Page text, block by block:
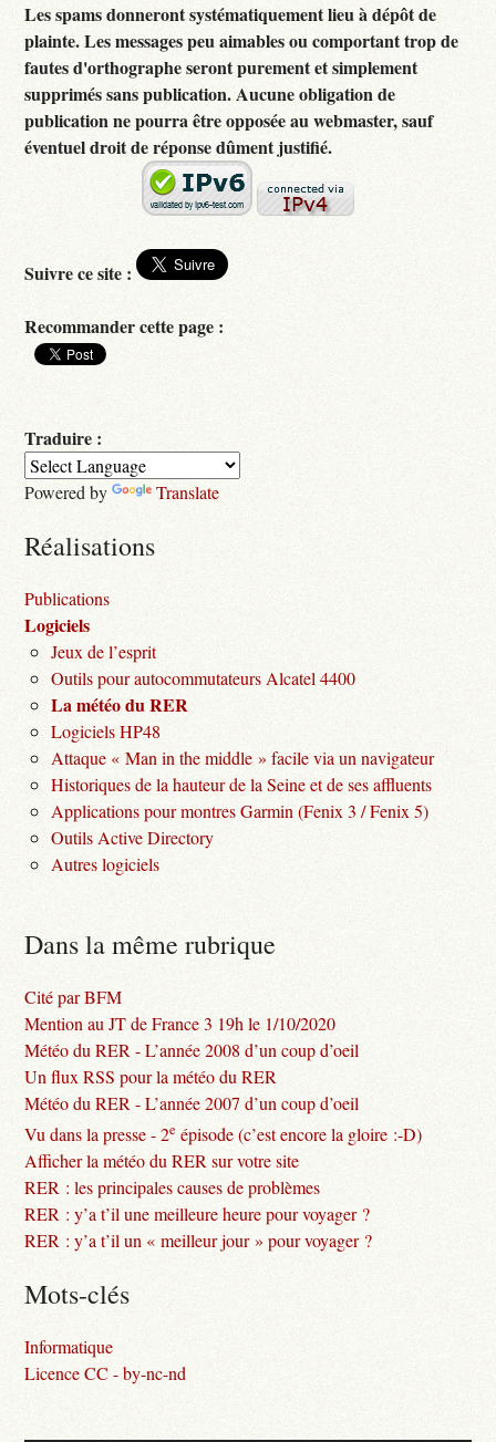
Les spams donneront systématiquement lieu à dépôt de
plainte. Les messages peu aimables ou comportant trop de
fautes d'orthographe seront purement et simplement
supprimés sans publication. Aucune obligation de
publication ne pourra être opposée au webmaster, sauf
éventuel droit de réponse dûment justifié.
Suivre ce site :
Recommander cette page :
Traduire :
Powered by Translate
Réalisations
Publications
Logiciels
Jeux de l’esprit
Outils pour autocommutateurs Alcatel 4400
La météo du RER
Logiciels HP48
Attaque « Man in the middle » facile via un navigateur
Historiques de la hauteur de la Seine et de ses affluents
Applications pour montres Garmin (Fenix 3 / Fenix 5)
Outils Active Directory
Autres logiciels
Dans la même rubrique
Cité par BFM
Mention au JT de France 3 19h le 1/10/2020
Météo du RER - L’année 2008 d’un coup d’oeil
Un flux RSS pour la météo du RER
Météo du RER - L’année 2007 d’un coup d’oeil
Vu dans la presse - 2e épisode (c’est encore la gloire :-D)
Afficher la météo du RER sur votre site
RER : les principales causes de problèmes
RER : y’a t’il une meilleure heure pour voyager ?
RER : y’a t’il un « meilleur jour » pour voyager ?
Mots-clés
Informatique
Licence CC - by-nc-nd